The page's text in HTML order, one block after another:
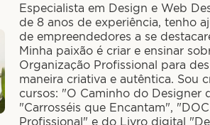
Especialista em Design e Web
de 8 anos de experiência, tenho
de empreendedores a se
Minha paixão é criar e ensinar
Organização Profissional para
maneira criativa e autêntica. Sou
cursos: "O Caminho do Designer
"Carrosséis que Encantam",
Profissional" e do Livro digital